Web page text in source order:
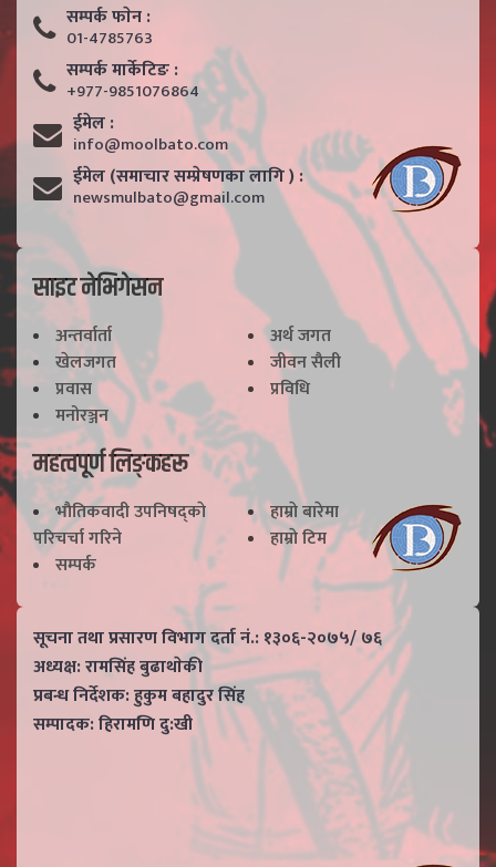
सम्पर्क फाेन :
01-4785763
सम्पर्क मार्केटिङ :
+977-9851076864
ईमेल :
info@moolbato.com
ईमेल (समाचार सम्प्रेषणका लागि ) :
newsmulbato@gmail.com
साइट नेभिगेसन
अन्तर्वार्ता
अर्थ जगत
खेलजगत
जीवन सैली
प्रवास
प्रविधि
मनोरञ्जन
महत्वपूर्ण लिङ्कहरू
भाैतिकवादी उपनिषद्काे
परिचर्चा गरिने
हाम्राे बारेमा
हाम्राे टिम
सम्पर्क
सूचना तथा प्रसारण विभाग दर्ता नं.: १३०६-२०७५/ ७६
अध्यक्ष: रामसिंह बुढाथाेकी
प्रबन्ध निर्देशक: हुकुम बहादुर सिंह
सम्पादक: हिरामणि दु:खी